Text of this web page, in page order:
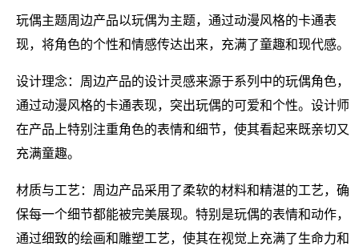
玩偶主题周边产品以玩偶为主题，通过动漫风格的卡通表
现，将角色的个性和情感传达出来，充满了童趣和现代感。
设计理念：周边产品的设计灵感来源于系列中的玩偶角色，
通过动漫风格的卡通表现，突出玩偶的可爱和个性。设计师
在产品上特别注重角色的表情和细节，使其看起来既亲切又
充满童趣。
材质与工艺：周边产品采用了柔软的材料和精湛的工艺，确
保每一个细节都能被完美展现。特别是玩偶的表情和动作，
通过细致的绘画和雕塑工艺，使其在视觉上充满了生命力和